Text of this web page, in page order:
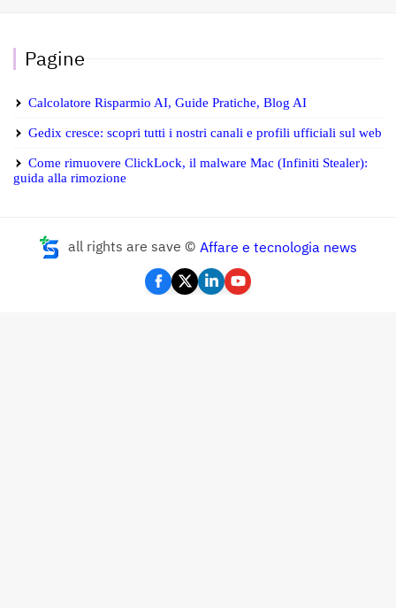
Pagine
Calcolatore Risparmio AI, Guide Pratiche, Blog AI
Gedix cresce: scopri tutti i nostri canali e profili ufficiali sul web
Come rimuovere ClickLock, il malware Mac (Infiniti Stealer):
guida alla rimozione
all rights are save © Affare e tecnologia news